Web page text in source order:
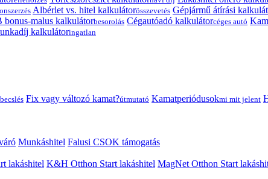
Albérlet vs. hitel kalkulátorösszevetés Gépjármű átírási
bonus-malus kalkulátorbesorolás Cégautóadó kalkulátorcéges autó
kalkulátoringatlan
becslés Fix vagy változó kamat?útmutató Kamatperiódusokmi mit jelent
Munkáshitel Falusi CSOK támogatás
lakáshitel K&H Otthon Start lakáshitel MagNet Otthon Start